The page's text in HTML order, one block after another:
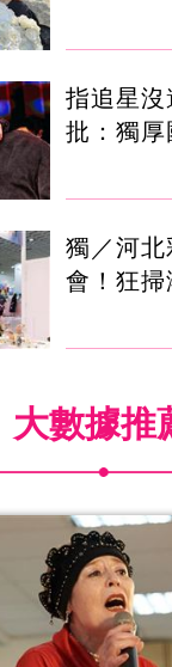
指追星沒
批：獨厚
獨／河
會！狂
大數據推